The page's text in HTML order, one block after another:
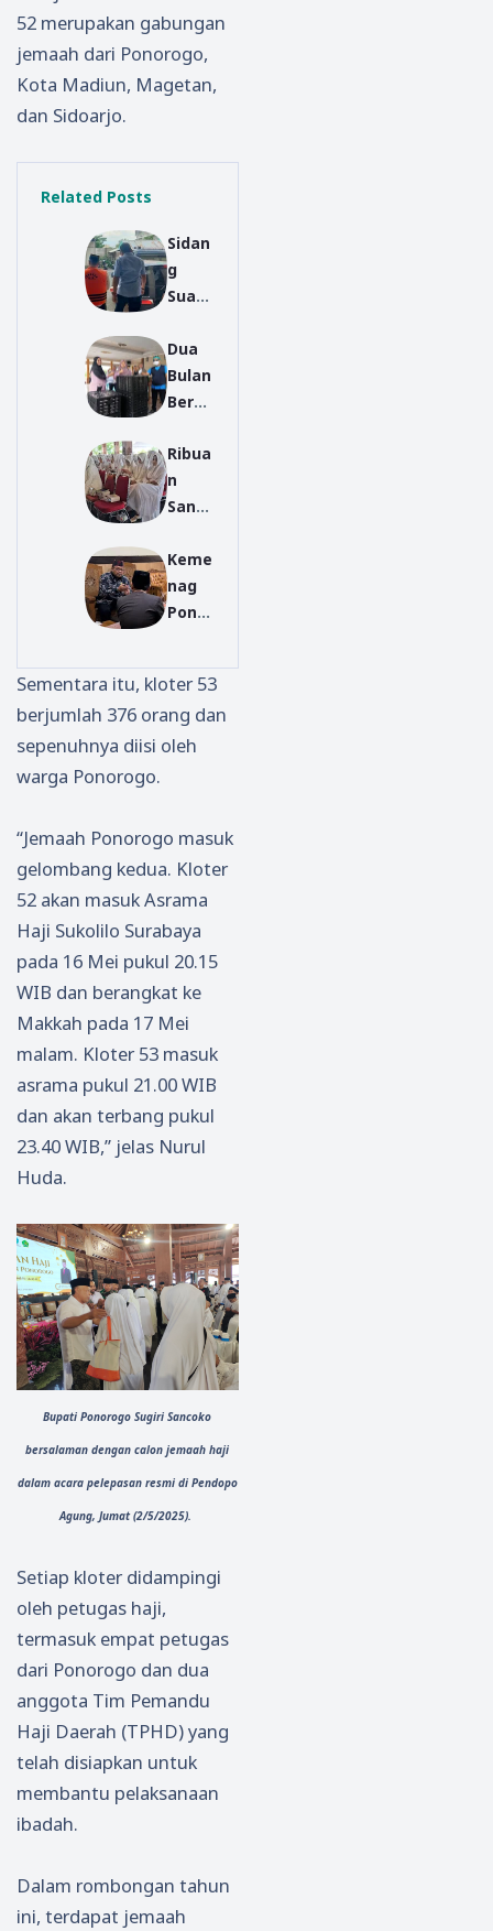
52 merupakan gabungan
jemaah dari Ponorogo,
Kota Madiun, Magetan,
dan Sidoarjo.
Related Posts
Sidan
g
Suap
un
RSUD
Harjo
Ponor
ogo,
Angg
DPRD
Akui
Perna
Berte
mu
Terda
kwa
Dua
Bulan
Berop
SPPG
Ponor
ogo
pit
Perku
at
ar
Gizi
dan
Higie
Ribua
n
Santr
Ikuti
Wisu
da
dz
Keme
nag
Ponor
opo
Kabu
pate
n
Keme
nag
Ponor
Ambil
Lang
kah
Tega
Samb
it
Dipan
ggil
dan
Dibin
Sementara itu, kloter 53
berjumlah 376 orang dan
sepenuhnya diisi oleh
warga Ponorogo.
“Jemaah Ponorogo masuk
gelombang kedua. Kloter
52 akan masuk Asrama
Haji Sukolilo Surabaya
pada 16 Mei pukul 20.15
WIB dan berangkat ke
Makkah pada 17 Mei
malam. Kloter 53 masuk
asrama pukul 21.00 WIB
dan akan terbang pukul
23.40 WIB,” jelas Nurul
Huda.
Bupati Ponorogo Sugiri Sancoko
bersalaman dengan calon jemaah haji
dalam acara pelepasan resmi di Pendopo
Agung, Jumat (2/5/2025).
Setiap kloter didampingi
oleh petugas haji,
termasuk empat petugas
dari Ponorogo dan dua
anggota Tim Pemandu
Haji Daerah (TPHD) yang
telah disiapkan untuk
membantu pelaksanaan
ibadah.
Dalam rombongan tahun
ini, terdapat jemaah